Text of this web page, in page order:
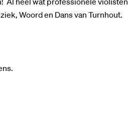
Woord en Dans van Turnhout.